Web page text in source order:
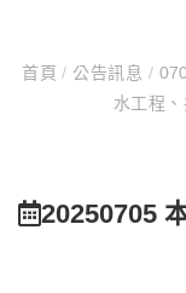
首頁/ 公告訊息 /
水工程
20250705